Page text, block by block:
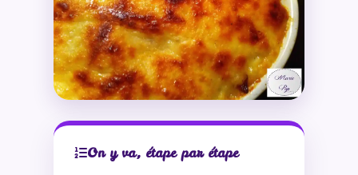
On y va, étape par étape